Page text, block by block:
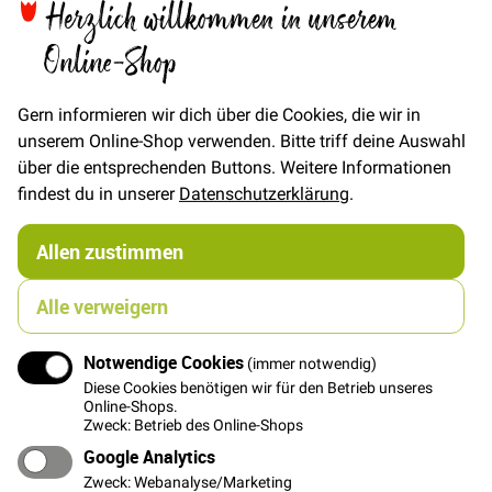
Herzlich willkommen in unserem
Online-Shop
Gern informieren wir dich über die Cookies, die wir in
unserem Online-Shop verwenden. Bitte triff deine Auswahl
über die entsprechenden Buttons. Weitere Informationen
findest du in unsererDatenschutzerklärung.
Allen zustimmen
Alle verweigern
Notwendige Cookies (immer notwendig)
Diese Cookies benötigen wir für den Betrieb unseres
Online-Shops.
Zweck: Betrieb des Online-Shops
Google Analytics
Zweck: Webanalyse/Marketing
In den Warenkorb
Feines glattes elastisches Bündchen mit Elasthan-
Anteil für die Formstabilität. Das Bündchen ist als
Strickschlauch gefertigt.
Bündchen Medium ist etwas dicker als unser
Bündchen dünn und die Stoffbreite ist schmaler.
Am besten verarbeitet man das Bündchen doppelt, so
hat man die Bruchkante (da wo es eingeschlagen
wurde) als saubere Kante. Die Breite muss man sich
entsprechend abnähen.